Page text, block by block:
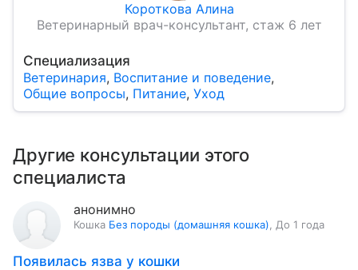
Короткова Алина
Ветеринарный врач-консультант, стаж 6 лет
Специализация
Ветеринария, Воспитание и поведение,
Общие вопросы, Питание, Уход
Другие консультации этого
специалиста
анонимно
Кошка Без породы (домашняя кошка) До 1 года
Появилась язва у кошки